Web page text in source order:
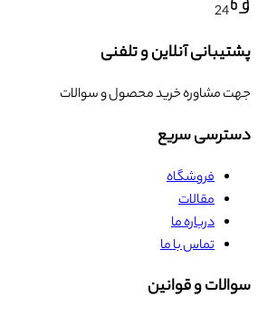
24
پشتیبانی آنلاین و تلفنی
جهت مشاوره خرید محصول و سوالات
دسترسی سریع
فروشگاه
مقالات
درباره ما
تماس با ما
سوالات و قوانین